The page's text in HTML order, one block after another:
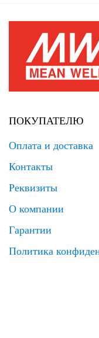
ПОКУПАТЕЛЮ
Оплата и доставка
Контакты
Реквизиты
О компании
Гарантии
Политика